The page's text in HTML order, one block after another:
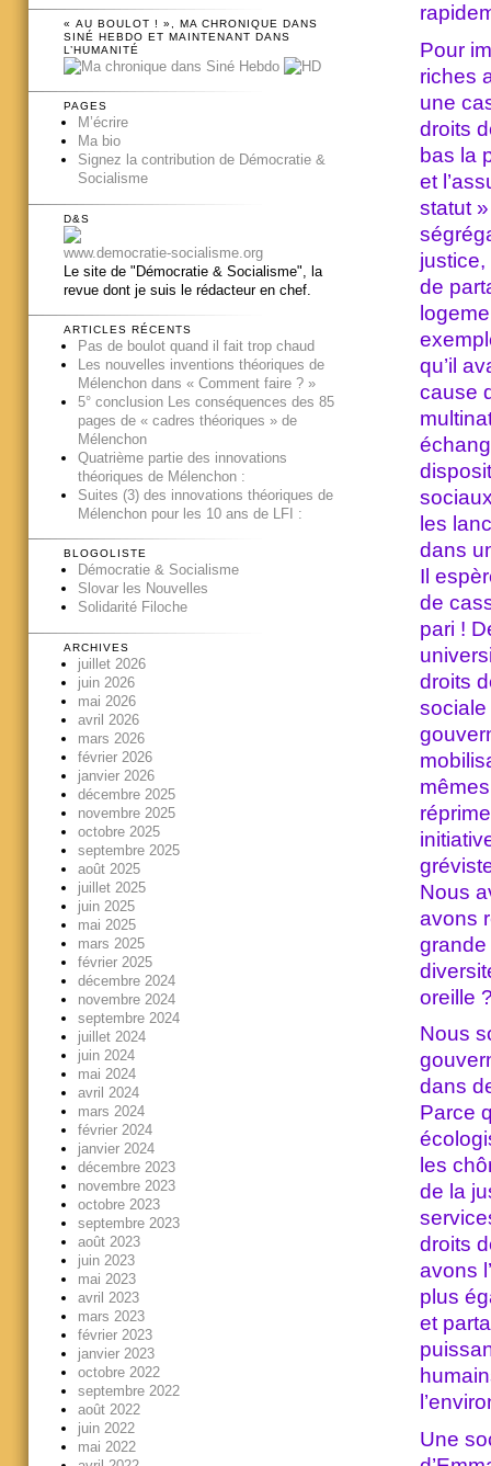
Pour
riches
une
droits
bas la
et
statut
de
qu’il
cause
les
dans
Il
de
pari !
droits
Nous
avons
oreille
Nous
dans
Parce
les
de la
droits
avons
plus
et
Une
« AU BOULOT ! », MA CHRONIQUE DANS
SINÉ HEBDO ET MAINTENANT DANS
L’HUMANITÉ
PAGES
M’écrire
Ma bio
Signez la contribution de Démocratie &
Socialisme
D&S
www.democratie-socialisme.org
Le site de "Démocratie & Socialisme", la
revue dont je suis le rédacteur en chef.
ARTICLES RÉCENTS
Pas de boulot quand il fait trop chaud
Les nouvelles inventions théoriques de
Mélenchon dans « Comment faire ? »
5° conclusion Les conséquences des 85
pages de « cadres théoriques » de
Mélenchon
Quatrième partie des innovations
théoriques de Mélenchon :
Suites (3) des innovations théoriques de
Mélenchon pour les 10 ans de LFI :
BLOGOLISTE
Démocratie & Socialisme
Slovar les Nouvelles
Solidarité Filoche
ARCHIVES
juillet 2026
juin 2026
mai 2026
avril 2026
mars 2026
février 2026
janvier 2026
décembre 2025
novembre 2025
octobre 2025
septembre 2025
août 2025
juillet 2025
juin 2025
mai 2025
mars 2025
février 2025
décembre 2024
novembre 2024
septembre 2024
juillet 2024
juin 2024
mai 2024
avril 2024
mars 2024
février 2024
janvier 2024
décembre 2023
novembre 2023
octobre 2023
septembre 2023
août 2023
juin 2023
mai 2023
avril 2023
mars 2023
février 2023
janvier 2023
octobre 2022
septembre 2022
août 2022
juin 2022
mai 2022